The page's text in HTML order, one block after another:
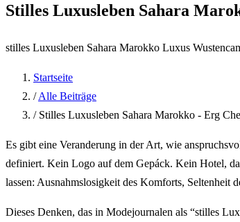
Stilles Luxusleben Sahara
stilles Luxusleben Sahara Marokko Luxus
Startseite
/ Alle Beiträge
/ Stilles Luxusleben Sahara Marokko - Erg
Es gibt eine Veranderung in der Art, wie
definiert. Kein Logo auf dem Gepáck. Kein Hotel,
lassen: Ausnahmslosigkeit des Komforts, Seltenheit
Dieses Denken, das in Modejournalen als “stilles